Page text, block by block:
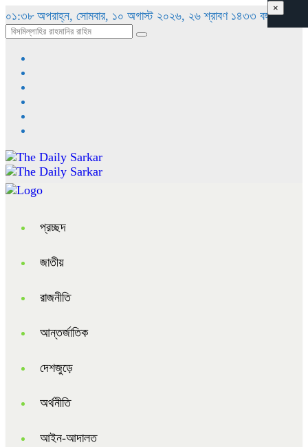
০১:৩৮ অপরাহ্ন, সোমবার, ১০ অগাস্ট ২০২৬, ২৬ শ্রাবণ ১৪৩৩ বঙ্গাব্দ
প্রচ্ছদ
জাতীয়
রাজনীতি
আন্তর্জাতিক
দেশজুড়ে
অর্থনীতি
আইন-আদালত
×